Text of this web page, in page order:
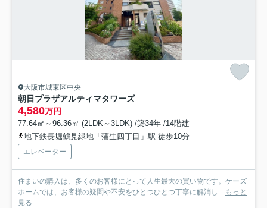
大阪市城東区中央
朝日プラザアルティマタワーズ
4,580万円
77.64㎡～96.36㎡ (2LDK～3LDK) /築34年 /14階建
地下鉄長堀鶴見緑地「蒲生四丁目」駅 徒歩10分
エレベーター
住まいの購入は、多くのお客様にとって人生最大の買い物です。ケーズ
ホームでは、お客様の疑問や不安をひとつひとつ丁寧に解消し... もっと
見る